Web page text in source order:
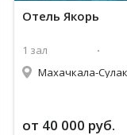
Отель Якорь
1 зал
от 40 000 руб.